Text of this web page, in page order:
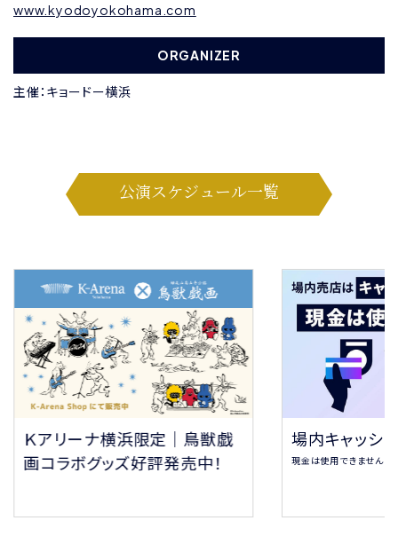
www.kyodoyokohama.com
ORGANIZER
主催：キョードー横浜
公演スケジュール一覧
Ｋアリーナ横浜限定｜鳥獣戯
画コラボグッズ好評発売中！
場内キャッシ
現金は使用できません